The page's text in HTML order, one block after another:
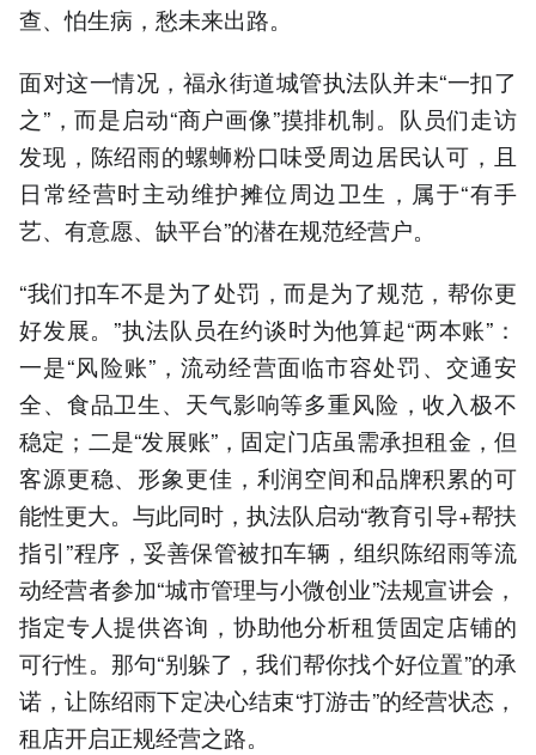
查、怕生病，愁未来出路。
面对这一情况，福永街道城管执法队并未“一扣了
之”，而是启动“商户画像”摸排机制。队员们走访
发现，陈绍雨的螺蛳粉口味受周边居民认可，且
日常经营时主动维护摊位周边卫生，属于“有手
艺、有意愿、缺平台”的潜在规范经营户。
“我们扣车不是为了处罚，而是为了规范，帮你更
好发展。”执法队员在约谈时为他算起“两本账”：
一是“风险账”，流动经营面临市容处罚、交通安
全、食品卫生、天气影响等多重风险，收入极不
稳定；二是“发展账”，固定门店虽需承担租金，但
客源更稳、形象更佳，利润空间和品牌积累的可
能性更大。与此同时，执法队启动“教育引导+帮扶
指引”程序，妥善保管被扣车辆，组织陈绍雨等流
动经营者参加“城市管理与小微创业”法规宣讲会，
指定专人提供咨询，协助他分析租赁固定店铺的
可行性。那句“别躲了，我们帮你找个好位置”的承
诺，让陈绍雨下定决心结束“打游击”的经营状态，
租店开启正规经营之路。